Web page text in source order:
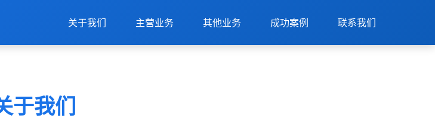
关于我们 主营业务 其他业务 成功案例 联系我们
于我们